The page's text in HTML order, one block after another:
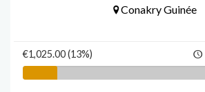
Conakry Guinée
€1,025.00 (13%)